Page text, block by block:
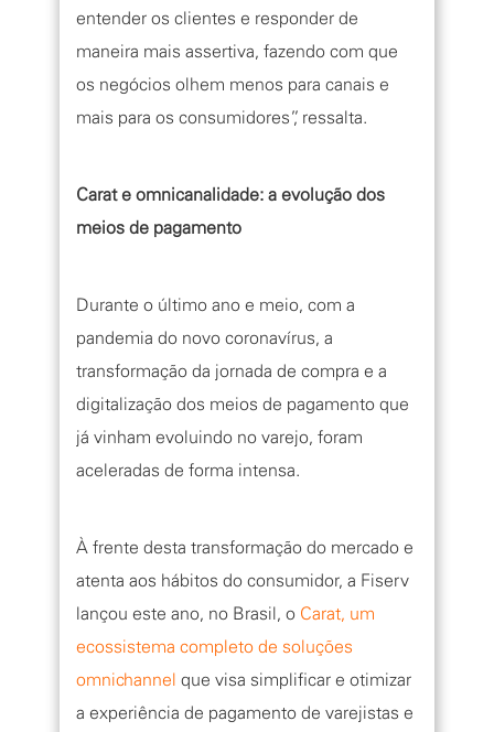
entender os clientes e responder de
maneira mais assertiva, fazendo com que
os negócios olhem menos para canais e
mais para os consumidores”, ressalta.
Carat e omnicanalidade: a evolução dos
meios de pagamento
Durante o último ano e meio, com a
pandemia do novo coronavírus, a
transformação da jornada de compra e a
digitalização dos meios de pagamento que
já vinham evoluindo no varejo, foram
aceleradas de forma intensa.
À frente desta transformação do mercado e
atenta aos hábitos do consumidor, a Fiserv
lançou este ano, no Brasil, o Carat, um
ecossistema completo de soluções
omnichannel que visa simplificar e otimizar
a experiência de pagamento de varejistas e